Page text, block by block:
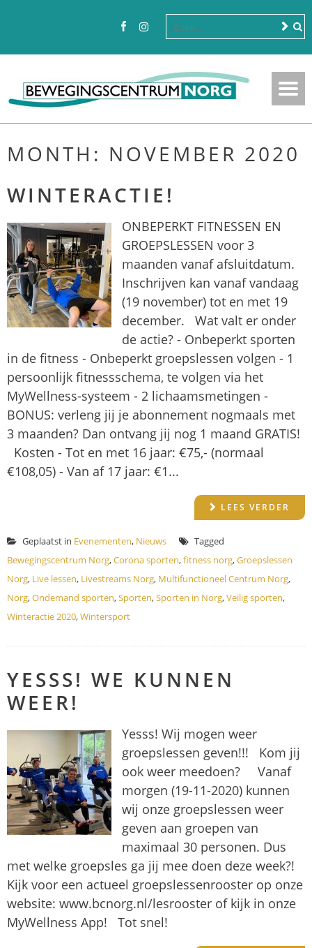
MONTH: NOVEMBER 2020
WINTERACTIE!
ONBEPERKT FITNESSEN EN
GROEPSLESSEN voor 3
maanden vanaf afsluitdatum.
Inschrijven kan vanaf vandaag
(19 november) tot en met 19
december. Wat valt er onder
de actie? - Onbeperkt sporten
in de fitness - Onbeperkt groepslessen volgen - 1
persoonlijk fitnessschema, te volgen via het
MyWellness-systeem - 2 lichaamsmetingen -
BONUS: verleng jij je abonnement nogmaals met
3 maanden? Dan ontvang jij nog 1 maand GRATIS!
Kosten - Tot en met 16 jaar: €75,- (normaal
€108,05) - Van af 17 jaar: €1...
LEES VERDER
Geplaatst in Evenementen, Nieuws
Tagged
Bewegingscentrum Norg,Corona sporten,fitness norg,Groepslessen
Norg, Live lessen, Livestreams Norg, Multifunctioneel Centrum Norg,
Norg,Ondemand sporten,Sporten,Sporten in Norg,Veilig sporten,
Winteractie 2020,Wintersport
YESSS! WE KUNNEN
WEER!
Yesss! Wij mogen weer
groepslessen geven!!! Kom jij
ook weer meedoen? Vanaf
morgen (19-11-2020) kunnen
wij onze groepslessen weer
geven aan groepen van
maximaal 30 personen. Dus
met welke groepsles ga jij mee doen deze week?!
Kijk voor een actueel groepslessenrooster op onze
website: www.bcnorg.nl/lesrooster of kijk in onze
MyWellness App! Tot snel!